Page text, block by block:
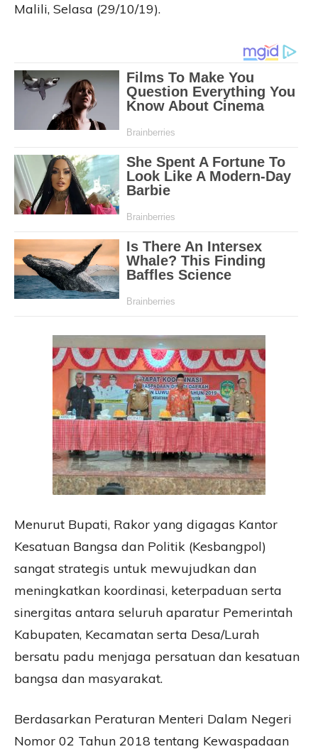
Malili, Selasa (29/10/19).
Menurut Bupati, Rakor yang digagas Kantor
Kesatuan Bangsa dan Politik (Kesbangpol)
sangat strategis untuk mewujudkan dan
meningkatkan koordinasi, keterpaduan serta
sinergitas antara seluruh aparatur Pemerintah
Kabupaten, Kecamatan serta Desa/Lurah
bersatu padu menjaga persatuan dan kesatuan
bangsa dan masyarakat.
Berdasarkan Peraturan Menteri Dalam Negeri
Nomor 02 Tahun 2018 tentang Kewaspadaan